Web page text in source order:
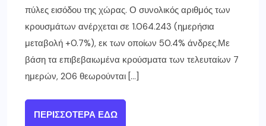
πύλες εισόδου της χώρας. Ο συνολικός αριθμός των
κρουσμάτων ανέρχεται σε 1.064.243 (ημερήσια
μεταβολή +0.7%), εκ των οποίων 50.4% άνδρες.Με
βάση τα επιβεβαιωμένα κρούσματα των τελευταίων 7
ημερών, 206 θεωρούνται […]
ΠΕΡΙΣΣΌΤΕΡΑ ΕΔΏ